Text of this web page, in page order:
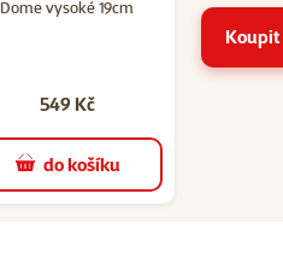
Dome vysoké 19cm
549 Kč
do košíku